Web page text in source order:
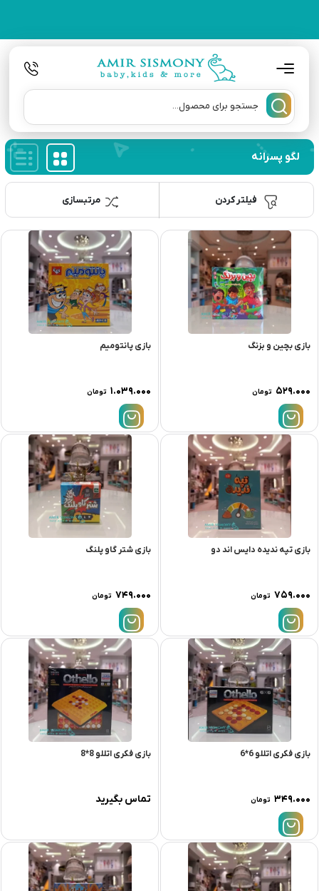
لگو پسرانه
مرتبسازی فیلتر کردن
بازی بچین و بزنگ
۵۲۹.۰۰۰ تومان
بازی پانتومیم
۱.۰۳۹.۰۰۰ تومان
بازی تپه ندیده دایس اند دو
۷۵۹.۰۰۰ تومان
بازی شتر گاو پلنگ
۷۴۹.۰۰۰ تومان
بازی فکری اتللو 6*6
۳۴۹.۰۰۰ تومان
بازی فکری اتللو 8*8
تماس بگیرید